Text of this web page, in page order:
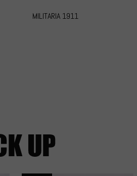
MILITARIA 1911